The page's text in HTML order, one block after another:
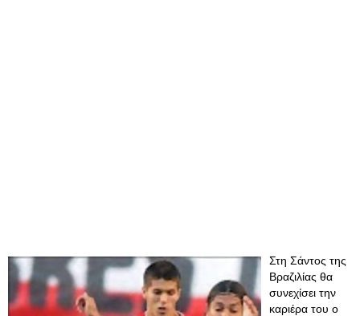
Στη Σάντος της
Βραζιλίας θα
συνεχίσει την
καριέρα του ο